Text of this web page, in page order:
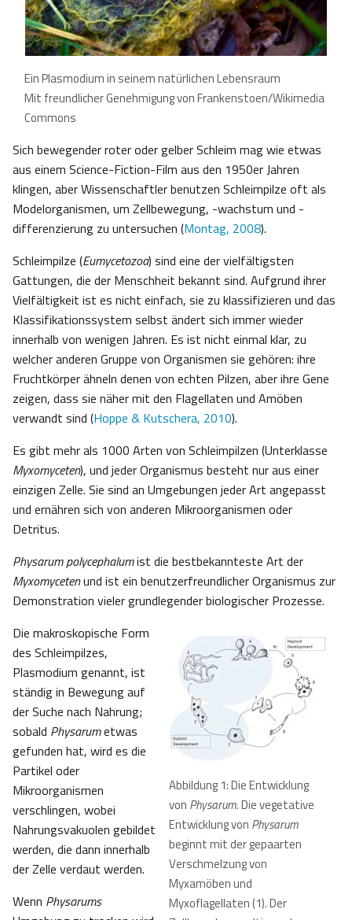
Ein Plasmodium in seinem natürlichen Lebensraum
Mit freundlicher Genehmigung von Frankenstoen/Wikimedia
Commons
Sich bewegender roter oder gelber Schleim mag wie etwas
aus einem Science-Fiction-Film aus den 1950er Jahren
klingen, aber Wissenschaftler benutzen Schleimpilze oft als
Modelorganismen, um Zellbewegung, -wachstum und -
differenzierung zu untersuchen (Montag, 2008).
Schleimpilze (Eumycetozoa) sind eine der vielfältigsten
Gattungen, die der Menschheit bekannt sind. Aufgrund ihrer
Vielfältigkeit ist es nicht einfach, sie zu klassifizieren und das
Klassifikationssystem selbst ändert sich immer wieder
innerhalb von wenigen Jahren. Es ist nicht einmal klar, zu
welcher anderen Gruppe von Organismen sie gehören: ihre
Fruchtkörper ähneln denen von echten Pilzen, aber ihre Gene
zeigen, dass sie näher mit den Flagellaten und Amöben
verwandt sind (Hoppe & Kutschera, 2010).
Es gibt mehr als 1000 Arten von Schleimpilzen (Unterklasse
Myxomyceten), und jeder Organismus besteht nur aus einer
einzigen Zelle. Sie sind an Umgebungen jeder Art angepasst
und ernähren sich von anderen Mikroorganismen oder
Detritus.
Physarum polycephalumist die bestbekannteste Art der
Myxomycetenund ist ein benutzerfreundlicher Organismus zur
Demonstration vieler grundlegender biologischer Prozesse.
Abbildung 1: Die Entwicklung
von Physarum. Die vegetative
Entwicklung von Physarum
beginnt mit der gepaarten
Verschmelzung von
Myxamöben und
Myxoflagellaten (1). Der
Die makroskopische Form
des Schleimpilzes,
Plasmodium genannt, ist
ständig in Bewegung auf
der Suche nach Nahrung;
sobald Physarumetwas
gefunden hat, wird es die
Partikel oder
Mikroorganismen
verschlingen, wobei
Nahrungsvakuolen gebildet
werden, die dann innerhalb
der Zelle verdaut werden.
Wenn Physarums